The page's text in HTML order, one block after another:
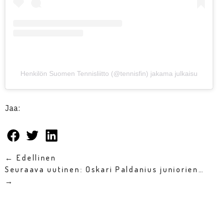
Henkilön Suomen Tennisliitto (@tennisfin) jakama julkaisu
Jaa:
← Edellinen
Seuraava uutinen: Oskari Paldanius juniorien…
→